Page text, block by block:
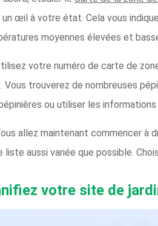
œil à votre état. Cela vous
moyennes élevées et
votre numéro de carte de
Vous trouverez de nombreuses
ou utiliser les
allez maintenant commencer à
liste aussi variée que possible.
votre site de